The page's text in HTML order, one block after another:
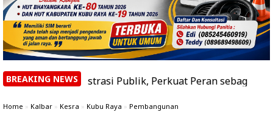
BREAKING NEWSPublik, Perkuat Peran sebagai Pusat
Home » Kalbar » Kesra » Kubu Raya » Pembangunan